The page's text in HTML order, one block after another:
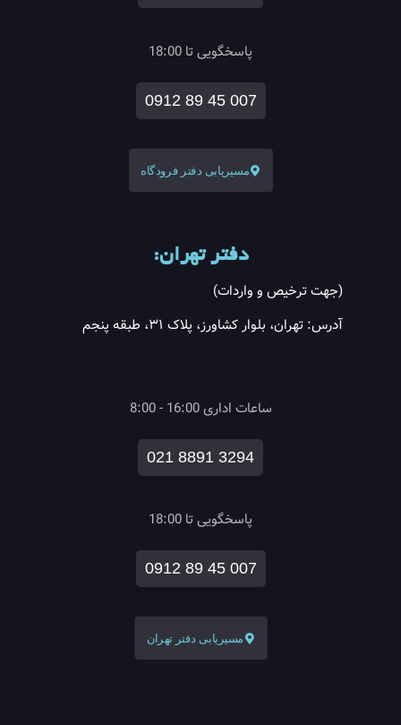
پاسخگویی تا 18:00
0912 89 45 007
مسیریابی دفتر فرودگاه
دفتر تهران:
(جهت ترخیص و واردات)
آدرس: تهران، بلوار کشاورز، پلاک ۳۱، طبقه پنجم
ساعات اداری 16:00 - 8:00
021 8891 3294
پاسخگویی تا 18:00
0912 89 45 007
مسیریابی دفتر تهران